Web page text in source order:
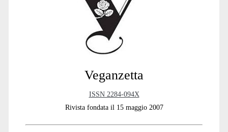
Veganzetta
ISSN 2284-094X
Rivista fondata il 15 maggio 2007